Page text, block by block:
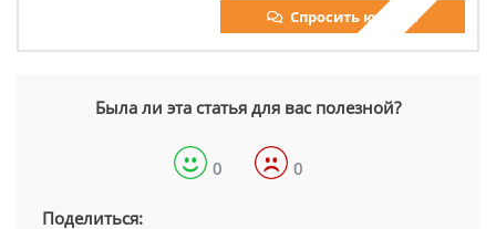
Спросить юриста
Была ли эта статья для вас полезной?
0 0
Поделиться: